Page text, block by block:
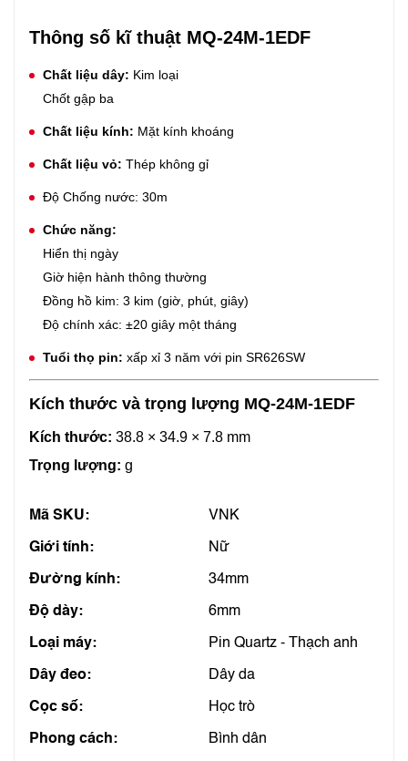
Thông số kĩ thuật MQ-24M-1EDF
Chất liệu dây: Kim loại
Chốt gập ba
Chất liệu kính: Mặt kính khoáng
Chất liệu vỏ: Thép không gỉ
Độ Chống nước: 30m
Chức năng:
Hiển thị ngày
Giờ hiện hành thông thường
Đồng hồ kim: 3 kim (giờ, phút, giây)
Độ chính xác: ±20 giây một tháng
Tuổi thọ pin: xấp xỉ 3 năm với pin SR626SW
Kích thước và trọng lượng MQ-24M-1EDF
Kích thước: 38.8 × 34.9 × 7.8 mm
Trọng lượng: g
Mã SKU: VNK
Giới tính: Nữ
Đường kính: 34mm
Độ dày: 6mm
Loại máy: Pin Quartz - Thạch anh
Dây đeo: Dây da
Cọc số: Học trò
Phong cách: Bình dân